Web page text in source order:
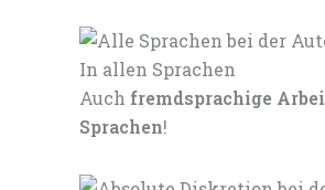
In allen Sprachen
Auch fremdsprachige
Sprachen!